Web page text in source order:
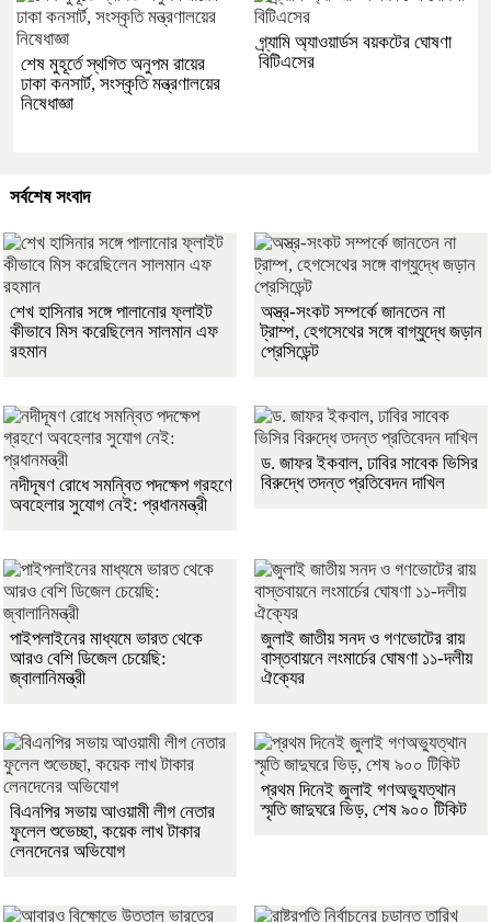
শেষ মুহূর্তে স্থগিত অনুপম রায়ের
ঢাকা কনসার্ট, সংস্কৃতি মন্ত্রণালয়ের
নিষেধাজ্ঞা
গ্র্যামি অ্যাওয়ার্ডস বয়কটের ঘোষণা
বিটিএসের
সর্বশেষ সংবাদ
শেখ হাসিনার সঙ্গে পালানোর ফ্লাইট
কীভাবে মিস করেছিলেন সালমান এফ
রহমান
অস্ত্র-সংকট সম্পর্কে জানতেন না
ট্রাম্প, হেগসেথের সঙ্গে বাগ্‌যুদ্ধে জড়ান
প্রেসিডেন্ট
নদীদূষণ রোধে সমন্বিত পদক্ষেপ গ্রহণে
অবহেলার সুযোগ নেই: প্রধানমন্ত্রী
ড. জাফর ইকবাল, ঢাবির সাবেক ভিসির
বিরুদ্ধে তদন্ত প্রতিবেদন দাখিল
পাইপলাইনের মাধ্যমে ভারত থেকে
আরও বেশি ডিজেল চেয়েছি:
জ্বালানিমন্ত্রী
জুলাই জাতীয় সনদ ও গণভোটের রায়
বাস্তবায়নে লংমার্চের ঘোষণা ১১-দলীয়
ঐক্যের
বিএনপির সভায় আওয়ামী লীগ নেতার
ফুলেল শুভেচ্ছা, কয়েক লাখ টাকার
লেনদেনের অভিযোগ
প্রথম দিনেই জুলাই গণঅভ্যুত্থান
স্মৃতি জাদুঘরে ভিড়, শেষ ৯০০ টিকিট